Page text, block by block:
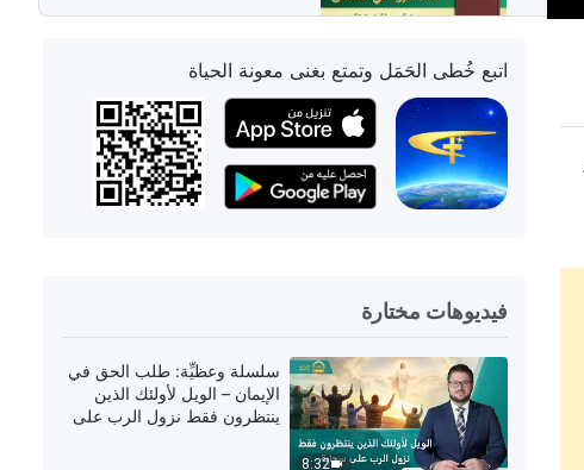
11:27
كلمة الله – فيما يتعلق بحياة روحية
عادية
6:55
كلمة الله – حول استخدام الله للإنسان
اتبع خُطى الحَمَل وتمتع بغنى معونة الحياة
فيديوهات مختارة
8:32
سلسلة وعظيِّة: طلب الحق في
الإيمان – الويل لأولئك الذين
ينتظرون فقط نزول الرب على